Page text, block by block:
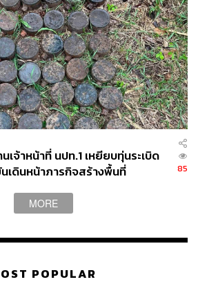
เจ้าหน้าที่ นปท.1 เหยียบทุ่นระเบิด
เดินหน้าภารกิจสร้างพื้นที่
85
MORE
POPULAR